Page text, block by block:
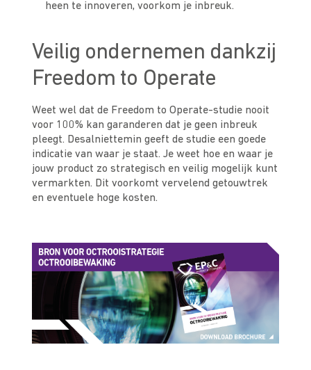
heen te innoveren, voorkom je inbreuk.
Veilig ondernemen dankzij
Freedom to Operate
Weet wel dat de Freedom to Operate-studie nooit
voor 100% kan garanderen dat je geen inbreuk
pleegt. Desalniettemin geeft de studie een goede
indicatie van waar je staat. Je weet hoe en waar je
jouw product zo strategisch en veilig mogelijk kunt
vermarkten. Dit voorkomt vervelend getouwtrek
en eventuele hoge kosten.